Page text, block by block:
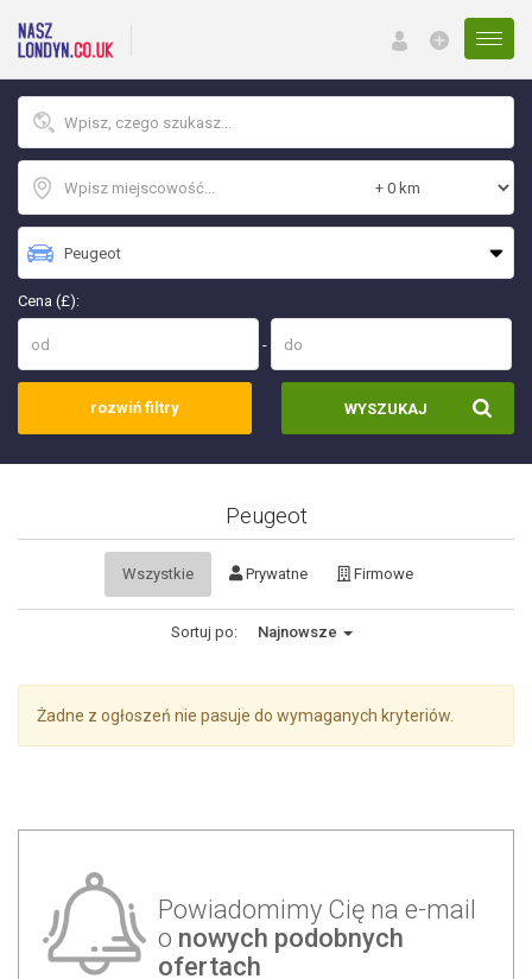
Menu
Cena (£):
-
rozwiń filtry WYSZUKAJ
Peugeot
Wszystkie Prywatne Firmowe
Sortuj po: Najnowsze
Żadne z ogłoszeń nie pasuje do wymaganych kryteriów.
Powiadomimy Cię na e-mail
o nowych podobnych
ofertach